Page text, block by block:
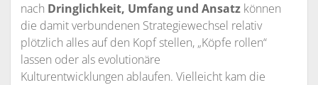
nach Dringlichkeit, Umfang und Ansatz können
die damit verbundenen Strategiewechsel relativ
plötzlich alles auf den Kopf stellen, „Köpfe rollen“
lassen oder als evolutionäre
Kulturentwicklungen ablaufen. Vielleicht kam die